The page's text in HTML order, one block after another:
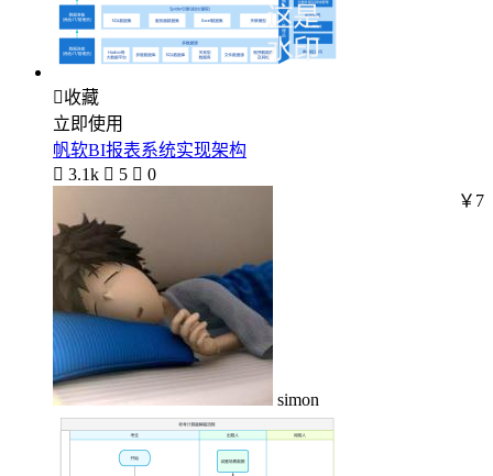
收藏
立即使用
帆软BI报表系统实现架构
 3.1k  5  0
simon
￥7